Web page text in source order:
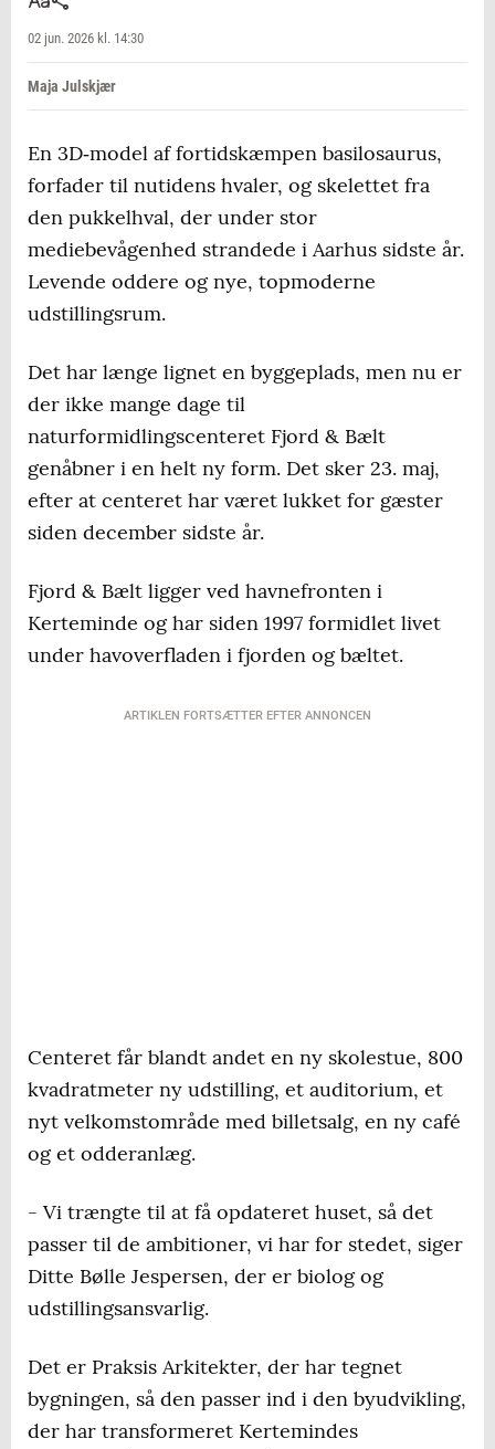
02 jun. 2026 kl. 14:30
Maja Julskjær
En 3D‑model af fortidskæmpen basilosaurus,
forfader til nutidens hvaler, og skelettet fra
den pukkelhval, der under stor
mediebevågenhed strandede i Aarhus sidste år.
Levende oddere og nye, topmoderne
udstillingsrum.
Det har længe lignet en byggeplads, men nu er
der ikke mange dage til
naturformidlingscenteret Fjord & Bælt
genåbner i en helt ny form. Det sker 23. maj,
efter at centeret har været lukket for gæster
siden december sidste år.
Fjord & Bælt ligger ved havnefronten i
Kerteminde og har siden 1997 formidlet livet
under havoverfladen i fjorden og bæltet.
ARTIKLEN FORTSÆTTER EFTER ANNONCEN
Centeret får blandt andet en ny skolestue, 800
kvadratmeter ny udstilling, et auditorium, et
nyt velkomstområde med billetsalg, en ny café
og et odderanlæg.
- Vi trængte til at få opdateret huset, så det
passer til de ambitioner, vi har for stedet, siger
Ditte Bølle Jespersen, der er biolog og
udstillingsansvarlig.
Det er Praksis Arkitekter, der har tegnet
bygningen, så den passer ind i den byudvikling,
der har transformeret Kertemindes